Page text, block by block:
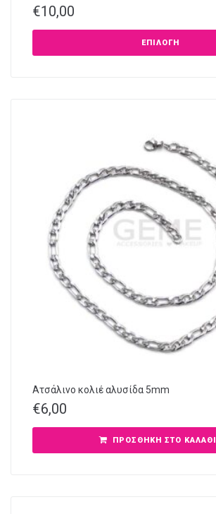
€10,00
ΕΠΙΛΟΓΉ
Ατσάλινο κολιέ αλυσίδα 5mm
€6,00
ΠΡΟΣΘΉΚΗ ΣΤΟ ΚΑΛΆΘΙ